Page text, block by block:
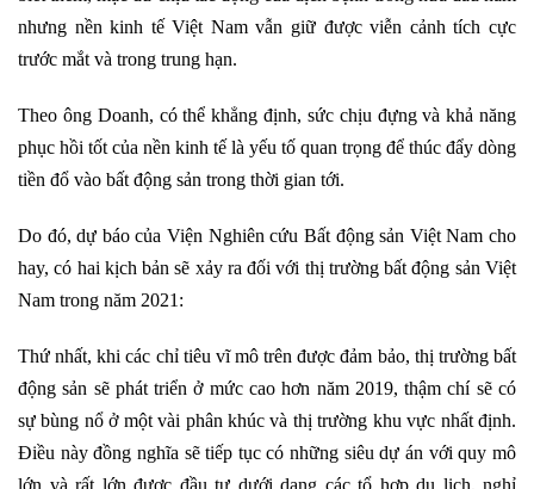
nhưng nền kinh tế Việt Nam vẫn giữ được viễn cảnh tích cực
trước mắt và trong trung hạn.
Theo ông Doanh, có thể khẳng định, sức chịu đựng và khả năng
phục hồi tốt của nền kinh tế là yếu tố quan trọng để thúc đẩy dòng
tiền đổ vào bất động sản trong thời gian tới.
Do đó, dự báo của Viện Nghiên cứu Bất động sản Việt Nam cho
hay, có hai kịch bản sẽ xảy ra đối với thị trường bất động sản Việt
Nam trong năm 2021:
Thứ nhất, khi các chỉ tiêu vĩ mô trên được đảm bảo, thị trường bất
động sản sẽ phát triển ở mức cao hơn năm 2019, thậm chí sẽ có
sự bùng nổ ở một vài phân khúc và thị trường khu vực nhất định.
Điều này đồng nghĩa sẽ tiếp tục có những siêu dự án với quy mô
lớn và rất lớn được đầu tư dưới dạng các tổ hợp du lịch, nghỉ